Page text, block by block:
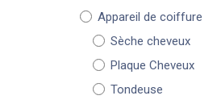
Appareil de coiffure
Sèche cheveux
Plaque Cheveux
Tondeuse